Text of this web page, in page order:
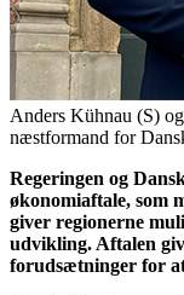
Anders Kühnau (S)
næstformand for
Regeringen og
økonomiaftale, som
giver regionerne
udvikling. Aftalen
forudsætninger for